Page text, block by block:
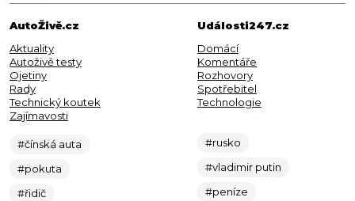
AutoŽivě.cz
Aktuality
Autoživě testy
Ojetiny
Rady
Technický koutek
Zajímavosti
#čínská auta
#pokuta
#řidič
Události247.cz
Domácí
Komentáře
Rozhovory
Spotřebitel
Technologie
#rusko
#vladimir putin
#peníze